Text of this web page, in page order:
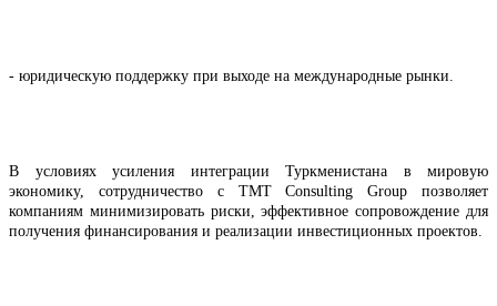
- юридическую поддержку при выходе на международные рынки.
В условиях усиления интеграции Туркменистана в мировую
экономику, сотрудничество с TMT Consulting Group позволяет
компаниям минимизировать риски, эффективное сопровождение для
получения финансирования и реализации инвестиционных проектов.